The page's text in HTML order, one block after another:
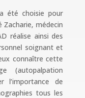
été choisie pour
médecin
réalise ainsi des
soignant et
connaître cette
(autopalpation
l’importance de
tous les